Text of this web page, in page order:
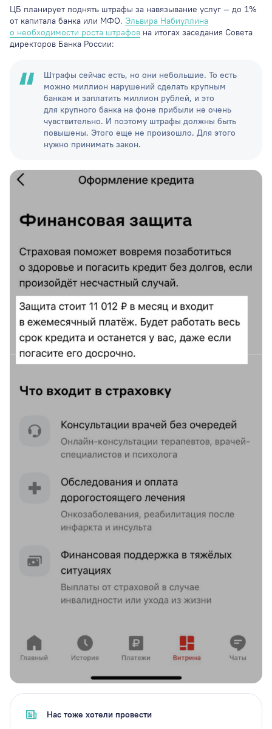
ЦБ планирует поднять штрафы за навязывание услуг — до 1%
от капитала банка или МФО. Эльвира Набиуллина
о необходимости роста штрафов на итогах заседания Совета
директоров Банка России:
Штрафы сейчас есть, но они небольшие. То есть
можно миллион нарушений сделать крупным
банкам и заплатить миллион рублей, и это
для крупного банка на фоне прибыли не очень
чувствительно. И поэтому штрафы должны быть
повышены. Этого еще не произошло. Для этого
нужно принимать закон.
Нас тоже хотели провести